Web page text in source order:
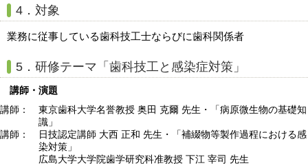
4．対象
業務に従事している歯科技工士ならびに歯科関係者
5．研修テーマ「歯科技工と感染症対策」
講師・演題
講師：
東京歯科大学名誉教授 奥田 克爾 先生・「病原微生物の基礎知
識」
講師：
日技認定講師 大西 正和 先生・「補綴物等製作過程における感
染対策」
広島大学大学院歯学研究科准教授 下江 宰司 先生